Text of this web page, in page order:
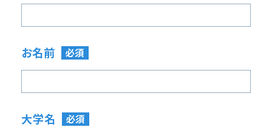
お名前 必須
大学名 必須